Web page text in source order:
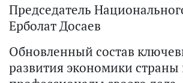
Председатель
Ерболат Досаев
Обновленный состав
развития экономики